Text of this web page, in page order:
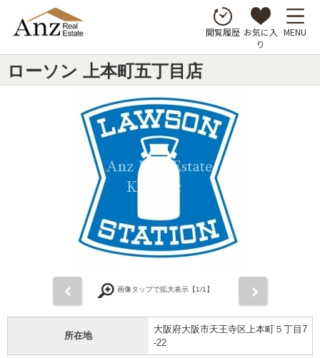
閲覧履歴 お気に入
り
MENU
ローソン 上本町五丁目店
画像タップで拡大表示【1/1】
所在地
大阪府大阪市天王寺区上本町５丁目7
-22